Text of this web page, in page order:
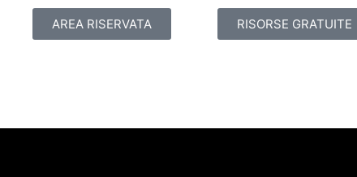
AREA RISERVATA RISORSE GRATUITE